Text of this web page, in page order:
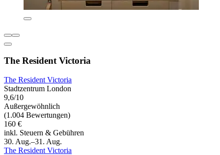
The Resident Victoria
The Resident Victoria
Stadtzentrum London
9,6/10
Außergewöhnlich
(1.004 Bewertungen)
160 €
inkl. Steuern & Gebühren
30. Aug.–31. Aug.
The Resident Victoria